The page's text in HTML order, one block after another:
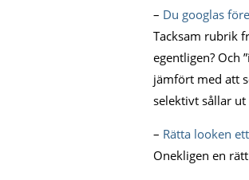
– Du googlas
Tacksam rubrik
egentligen? Och
jämfört med att
selektivt sållar
– Rätta looken
Onekligen en